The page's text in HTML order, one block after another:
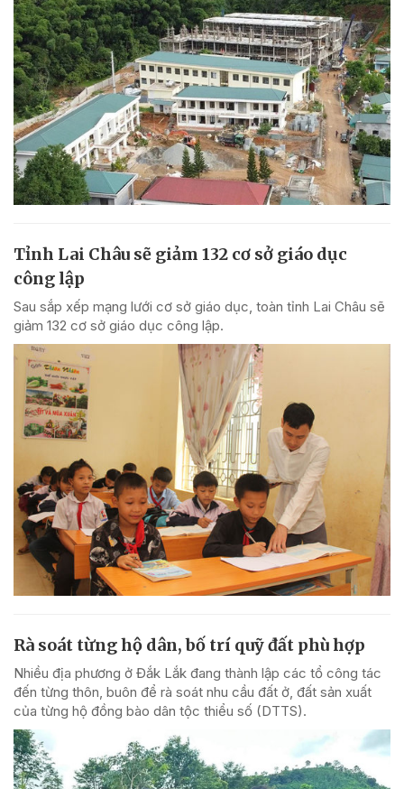
Tỉnh Lai Châu sẽ giảm 132 cơ sở giáo dục
công lập
Sau sắp xếp mạng lưới cơ sở giáo dục, toàn tỉnh Lai Châu sẽ
giảm 132 cơ sở giáo dục công lập.
Rà soát từng hộ dân, bố trí quỹ đất phù hợp
Nhiều địa phương ở Đắk Lắk đang thành lập các tổ công tác
đến từng thôn, buôn để rà soát nhu cầu đất ở, đất sản xuất
của từng hộ đồng bào dân tộc thiểu số (DTTS).